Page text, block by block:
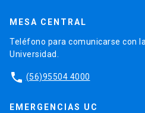
MESA CENTRAL
Teléfono para comunicarse con
Universidad.
phone (56)95504 4000
EMERGENCIAS UC